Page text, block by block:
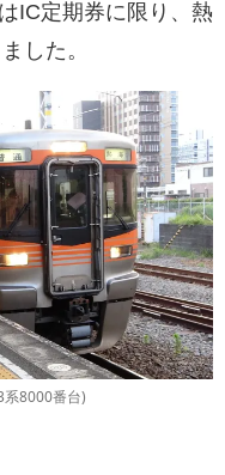
IC定期券に限り、熱
した。
8000番台)